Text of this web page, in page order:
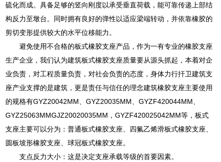
硫化而成。具备足够的竖向刚度以承受垂直荷载，能可靠传递上部结
构反力至墩台。同时拥有良好的弹性以适应梁端转动，并依靠橡胶的
剪切变形提供较大的水平位移能力。
避免使用不合格的板式橡胶支座产品，作为一有专业的橡胶支座
生产企业，我们认为建筑板式橡胶支座质量要从源头抓起，本着对企
业负责，对工程质量负责，对社会负责的态度，身体力行扞卫建筑支
座产业支撑的是建筑，更是责任与信任的理念建筑橡胶支座主要使用
的规格有GYZ20042MM、GYZ20035MM、GYZF420044MM、
GYZ25063MMGJZ20020035MM，GYZF420025042MM等，板式
支座主要可以分为：普通板式橡胶支座、四氟乙烯滑板式橡胶支座、
圆板坡形橡胶支座、球冠板式橡胶支座。
支点反力大小：这是决定支座承载等级的首要因素。